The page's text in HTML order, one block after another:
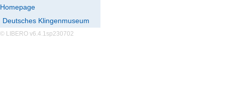
Homepage
Deutsches Klingenmuseum
© LIBERO v6.4.1sp230702